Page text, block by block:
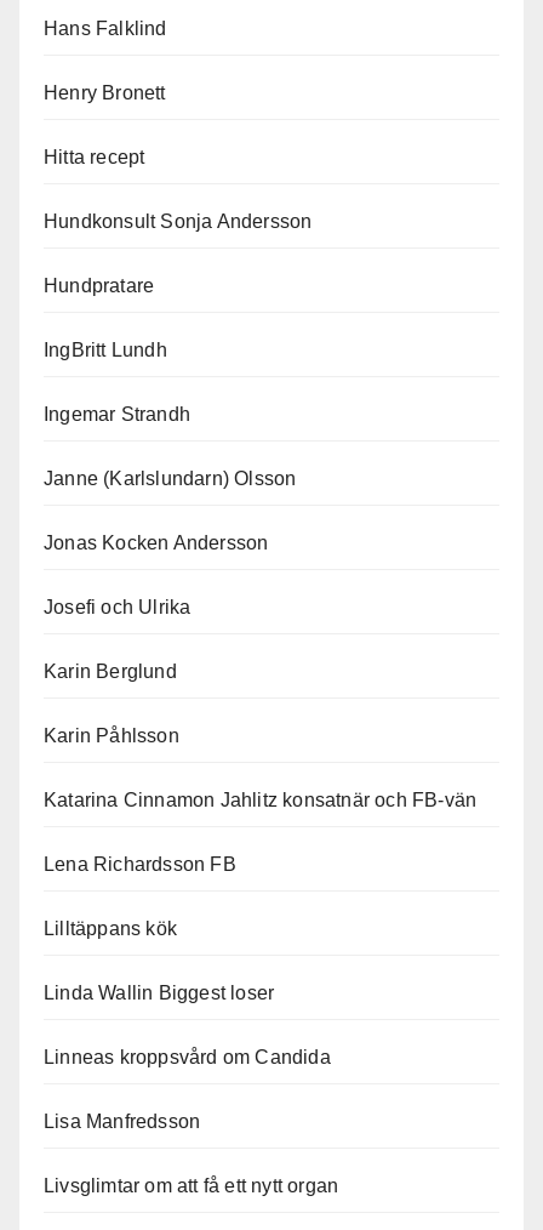
Hans Falklind
Henry Bronett
Hitta recept
Hundkonsult Sonja Andersson
Hundpratare
IngBritt Lundh
Ingemar Strandh
Janne (Karlslundarn) Olsson
Jonas Kocken Andersson
Josefi och Ulrika
Karin Berglund
Karin Påhlsson
Katarina Cinnamon Jahlitz konsatnär och FB-vän
Lena Richardsson FB
Lilltäppans kök
Linda Wallin Biggest loser
Linneas kroppsvård om Candida
Lisa Manfredsson
Livsglimtar om att få ett nytt organ